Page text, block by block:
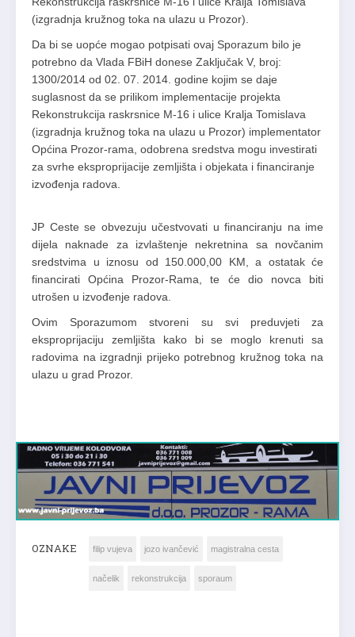
(izgradnja kružnog toka na ulazu u Prozor).
Da bi se uopće mogao potpisati ovaj Sporazum bilo je
potrebno da Vlada FBiH donese Zaključak V, broj:
1300/2014 od 02. 07. 2014. godine kojim se daje
suglasnost da se prilikom implementacije projekta
Rekonstrukcija raskrsnice M-16 i ulice Kralja Tomislava
(izgradnja kružnog toka na ulazu u Prozor) implementator
Općina Prozor-rama, odobrena sredstva mogu investirati
za svrhe eksproprijacije zemljišta i objekata i financiranje
izvođenja radova.
JP Ceste se obvezuju učestvovati u financiranju na ime
dijela naknade za izvlaštenje nekretnina sa novčanim
sredstvima u iznosu od 150.000,00 KM, a ostatak će
financirati Općina Prozor-Rama, te će dio novca biti
utrošen u izvođenje radova.
Ovim Sporazumom stvoreni su svi preduvjeti za
eksproprijaciju zemljišta kako bi se moglo krenuti sa
radovima na izgradnji prijeko potrebnog kružnog toka na
ulazu u grad Prozor.
OZNAKE filip vujeva jozo ivančević magistralna cesta
načelik rekonstrukcija sporaum